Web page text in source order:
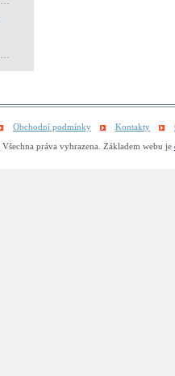
Obchodní podmínky Kontakty
práva vyhrazena. Základem webu je